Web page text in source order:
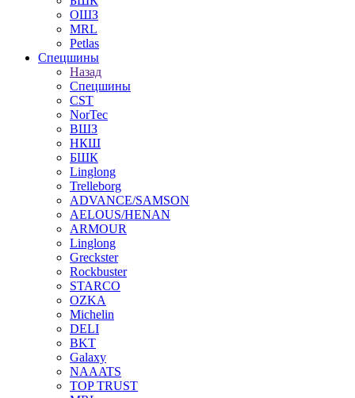
ОШЗ
MRL
Petlas
Спецшины
Назад
Спецшины
CST
NorTec
ВШЗ
НКШ
БШК
Linglong
Trelleborg
ADVANCE/SAMSON
AELOUS/HENAN
ARMOUR
Linglong
Greckster
Rockbuster
STARCO
OZKA
Michelin
DELI
BKT
Galaxy
NAAATS
TOP TRUST